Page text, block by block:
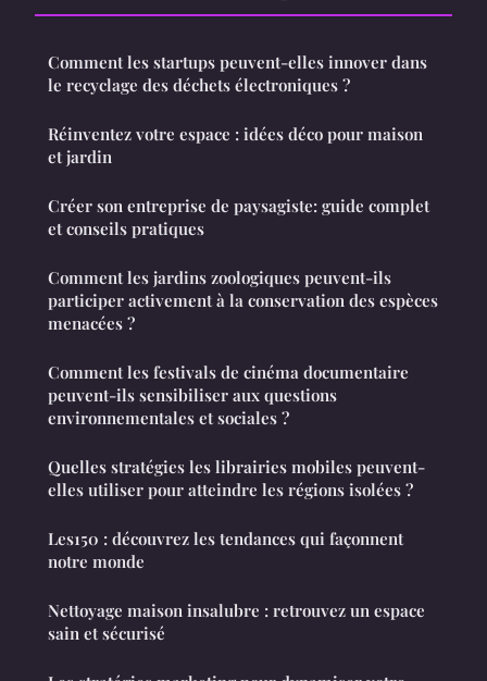
Comment les startups peuvent-elles innover dans
le recyclage des déchets électroniques ?
Réinventez votre espace : idées déco pour maison
et jardin
Créer son entreprise de paysagiste: guide complet
et conseils pratiques
Comment les jardins zoologiques peuvent-ils
participer activement à la conservation des espèces
menacées ?
Comment les festivals de cinéma documentaire
peuvent-ils sensibiliser aux questions
environnementales et sociales ?
Quelles stratégies les librairies mobiles peuvent-
elles utiliser pour atteindre les régions isolées ?
Les150 : découvrez les tendances qui façonnent
notre monde
Nettoyage maison insalubre : retrouvez un espace
sain et sécurisé